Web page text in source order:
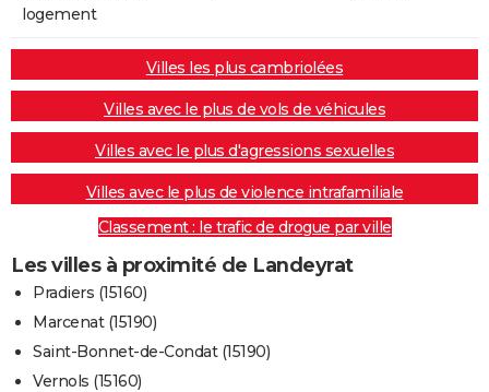
logement
Villes les plus cambriolées
Villes avec le plus de vols de véhicules
Villes avec le plus d'agressions sexuelles
Villes avec le plus de violence intrafamiliale
Classement : le trafic de drogue par ville
Les villes à proximité de Landeyrat
Pradiers (15160)
Marcenat (15190)
Saint-Bonnet-de-Condat (15190)
Vernols (15160)